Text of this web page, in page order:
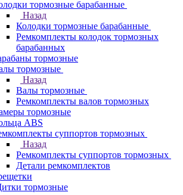
тормозные барабанные
Назад
Колодки тормозные барабанные
Ремкомплекты колодок тормозных
барабанных
тормозные
тормозные
Назад
Валы тормозные
Ремкомплекты валов тормозных
тормозные
ABS
суппортов тормозных
Назад
Ремкомплекты суппортов тормозных
Детали ремкомплектов
тормозные